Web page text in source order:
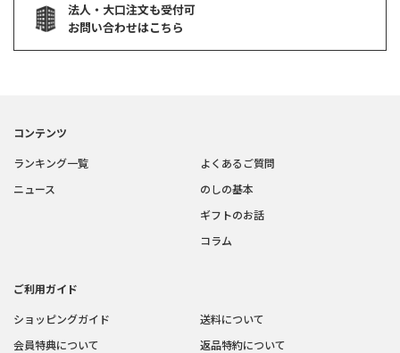
法人・大口注文も受付可
お問い合わせはこちら
コンテンツ
ランキング一覧
ニュース
よくあるご質問
のしの基本
ギフトのお話
コラム
ご利用ガイド
ショッピングガイド
会員特典について
送料について
返品特約について